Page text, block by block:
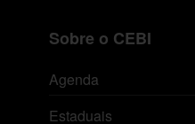
Sobre o CEBI
Agenda
Estaduais